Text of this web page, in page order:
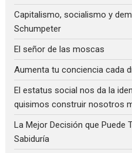
Capitalismo, socialismo y
Schumpeter
El señor de las moscas
Aumenta tu conciencia cada
El estatus social nos da la
quisimos construir nosotros
La Mejor Decisión que Puede
Sabiduría